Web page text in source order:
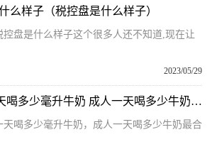
么样子（税控盘是什么样子）
盘是什么样子这个很多人还不知道,现在让
2023/05/29
天天日报丨成人一天喝多少毫升牛奶 成人一天喝多少牛奶最合适
天喝多少毫升牛奶，成人一天喝多少牛奶最合